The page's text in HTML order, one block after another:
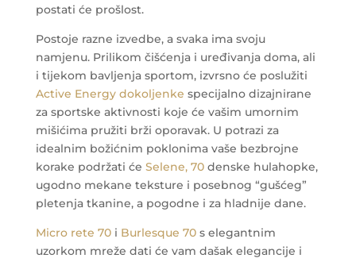
postati će prošlost.
Postoje razne izvedbe, a svaka ima svoju
namjenu. Prilikom čišćenja i uređivanja doma, ali
i tijekom bavljenja sportom, izvrsno će poslužiti
Active Energy dokoljenke specijalno dizajnirane
za sportske aktivnosti koje će vašim umornim
mišićima pružiti brži oporavak. U potrazi za
idealnim božićnim poklonima vaše bezbrojne
korake podržati će Selene, 70denske hulahopke,
ugodno mekane teksture i posebnog “gušćeg”
pletenja tkanine, a pogodne i za hladnije dane.
Micro rete 70i Burlesque 70s elegantnim
uzorkom mreže dati će vam dašak elegancije i